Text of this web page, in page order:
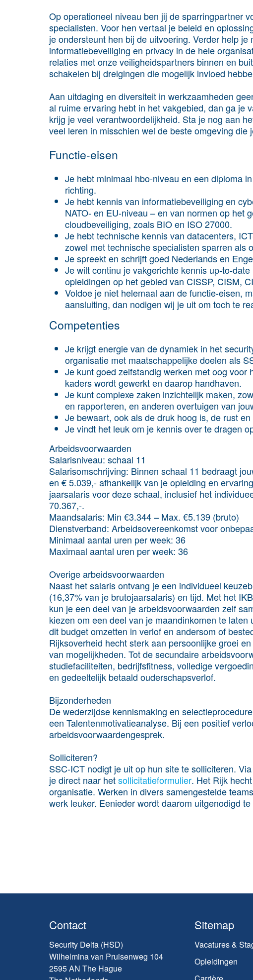
Op operationeel niveau ben jij de sparringpartner
specialisten. Voor hen vertaal je beleid en
je ondersteunt hen bij de uitvoering. Verder help
informatiebeveiliging en privacy in de hele
relaties met onze veiligheidspartners binnen en
schakelen bij dreigingen die mogelijk invloed
Aan uitdaging en diversiteit in werkzaamheden
al ruime ervaring hebt in het vakgebied, dan ga je
krijg je veel verantwoordelijkheid. Sta je nog aan
veel leren in misschien wel de beste omgeving die
Functie-eisen
Je hebt minimaal hbo-niveau en een diploma
richting.
Je hebt kennis van informatiebeveiliging en
NATO- en EU-niveau – en van normen op het
cloudbeveiliging, zoals BIO en ISO 27000.
Je hebt technische kennis van datacenters,
zowel met technische specialisten sparren als
Je spreekt en schrijft goed Nederlands en
Je wilt continu je vakgerichte kennis up-to-
opleidingen op het gebied van CISSP, CISM,
Voldoe je niet helemaal aan de functie-eisen,
aansluiting, dan nodigen wij je uit om toch te
Competenties
Je krijgt energie van de dynamiek in het
organisatie met maatschappelijke doelen als
Je kunt goed zelfstandig werken met oog
kaders wordt gewerkt en daarop handhaven.
Je kunt complexe zaken inzichtelijk maken,
en rapporteren, en anderen overtuigen van
Je bewaart, ook als de druk hoog is, de rust
Je vindt het leuk om je kennis over te dragen
Arbeidsvoorwaarden
Salarisniveau: schaal 11
Salarisomschrijving: Binnen schaal 11 bedraagt
en € 5.039,- afhankelijk van je opleiding en
jaarsalaris voor deze schaal, inclusief het
70.367,-.
Maandsalaris: Min €3.344 – Max. €5.139 (bruto)
Dienstverband: Arbeidsovereenkomst voor
Minimaal aantal uren per week: 36
Maximaal aantal uren per week: 36
Overige arbeidsvoorwaarden
Naast het salaris ontvang je een individueel
(16,37% van je brutojaarsalaris) en tijd. Met het
kun je een deel van je arbeidsvoorwaarden zelf
kiezen om een deel van je maandinkomen te
dit budget omzetten in verlof en andersom of
Rijksoverheid hecht sterk aan persoonlijke groei
van mogelijkheden. Tot de secundaire
studiefaciliteiten, bedrijfsfitness, volledige
en gedeeltelijk betaald ouderschapsverlof.
Bijzonderheden
De wederzijdse kennismaking en
een Talentenmotivatieanalyse. Bij een positief
arbeidsvoorwaardengesprek.
Solliciteren?
SSC-ICT nodigt je uit op hun site te solliciteren.
je direct naar hetsollicitatieformulier. Het Rijk
organisatie. Werken in divers samengestelde
werk leuker. Eenieder wordt daarom uitgenodigd
Contact
Security Delta (HSD)
Wilhelmina van Pruisenweg 104
2595 AN The Hague
Sitemap
Vacatures &
Opleidingen